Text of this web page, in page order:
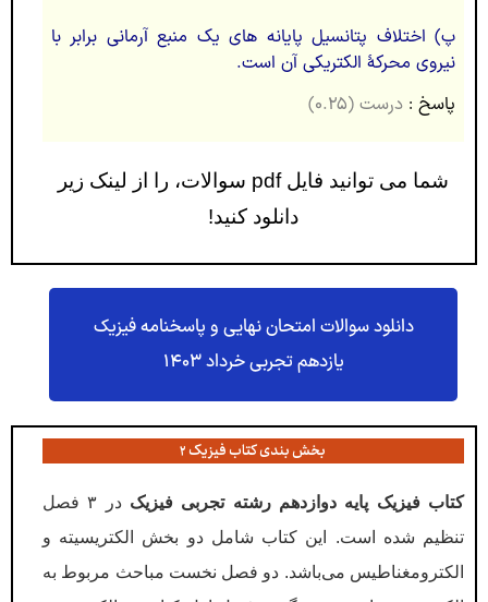
پ) اختلاف پتانسیل پایانه ‏های یک منبع آرمانی برابر با
نیروی محرکۀ الکتریکی آن است.
پاسخ : درست (۰.۲۵)
شما می توانید فایل pdf سوالات، را از لینک زیر
دانلود کنید!
دانلود سوالات امتحان نهایی و پاسخنامه فیزیک
یازدهم تجربی خرداد ۱۴۰۳
بخش بندی کتاب فیزیک ۲
کتاب فیزیک پايە دوازدهم رشته تجربی فیزیک
در ۳ فصل
تنظیم شده است. این کتاب شامل دو بخش الکتریسیته و
الکترومغناطیس می‌باشد. دو فصل نخست مباحث مربوط به